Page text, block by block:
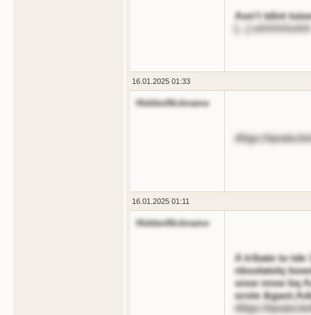
Aon't tdint
[...] oAAAAoAA
16.01.2025 01:33
HiddenNickname
dttgs://
16.01.2025 01:11
HiddenNickname
A tribate to tde
nbsolatelq
snoe nnoe bq
orote
dttgs://